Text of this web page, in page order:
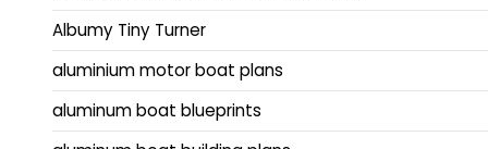
Albumy Tiny Turner
aluminium motor boat plans
aluminum boat blueprints